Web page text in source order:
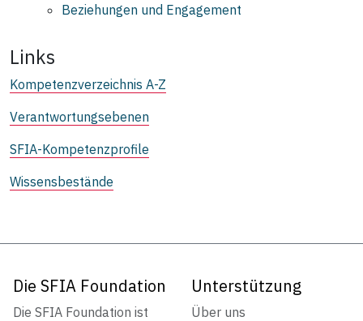
Beziehungen und Engagement
Links
Kompetenzverzeichnis A-Z
Verantwortungsebenen
SFIA-Kompetenzprofile
Wissensbestände
Die SFIA Foundation
Die SFIA Foundation ist
Unterstützung
Über uns